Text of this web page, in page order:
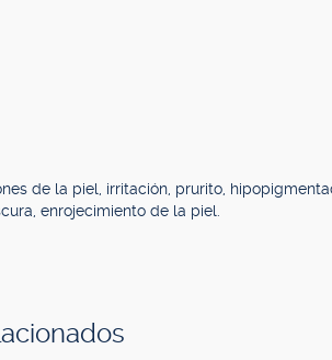
de la piel, irritación, prurito,
enrojecimiento de la piel.